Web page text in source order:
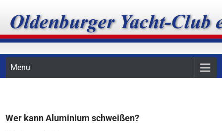
content
Oldenburger Yacht-Club
e.V.
Menu
Wer kann Aluminium schweißen?